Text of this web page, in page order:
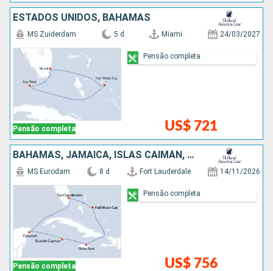
ESTADOS UNIDOS, BAHAMAS
Pensão completa
MS Zuiderdam 5 d Miami 24/03/2027
US$ 721
Pensão completa
BAHAMAS, JAMAICA, ISLAS CAIMÁN, MÉXICO, ESTADOS UNIDOS
Pensão completa
MS Eurodam 8 d Fort Lauderdale 14/11/2026
US$ 756
Pensão completa